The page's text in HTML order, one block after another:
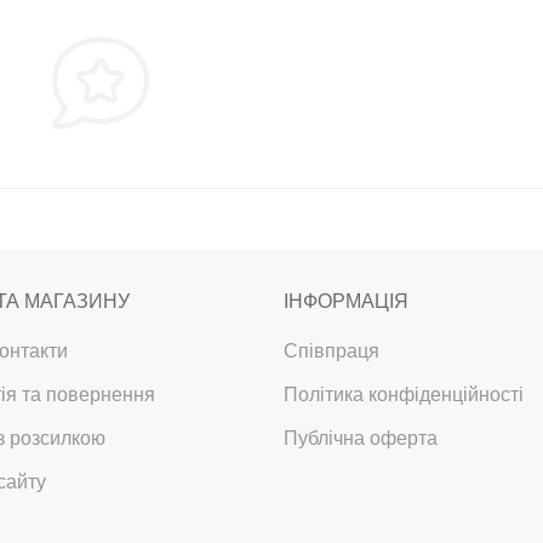
МАГАЗИНУ
та повернення
розсилкою
ІНФОРМАЦІЯ
Співпраця
Політика конфіденційності
Публічна оферта